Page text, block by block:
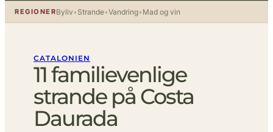
REGIONERByliv• Strande•Vandring• Mad og vin
CATALONIEN
11 familievenlige
strande på Costa
Daurada